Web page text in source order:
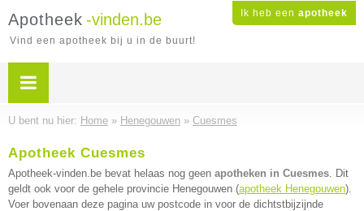
Ik heb een apotheek
Apotheek -vinden.be
Vind een apotheek bij u in de buurt!
U bent nu hier: Home » Henegouwen » Cuesmes
Apotheek Cuesmes
Apotheek-vinden.be bevat helaas nog geen apotheken in Cuesmes. Dit
geldt ook voor de gehele provincie Henegouwen (apotheek Henegouwen).
Voer bovenaan deze pagina uw postcode in voor de dichtstbijzijnde